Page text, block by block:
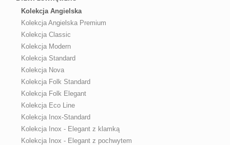
Kolekcja Angielska
Kolekcja Angielska Premium
Kolekcja Classic
Kolekcja Modern
Kolekcja Standard
Kolekcja Nova
Kolekcja Folk Standard
Kolekcja Folk Elegant
Kolekcja Eco Line
Kolekcja Inox-Standard
Kolekcja Inox - Elegant z klamką
Kolekcja Inox - Elegant z pochwytem